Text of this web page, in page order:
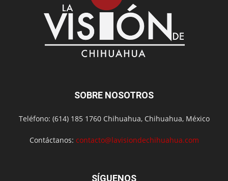
SOBRE NOSOTROS
Teléfono: (614) 185 1760 Chihuahua, Chihuahua, México
Contáctanos: contacto@lavisiondechihuahua.com
SÍGUENOS